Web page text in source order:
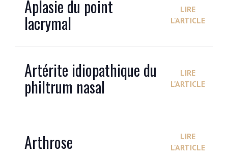
Aplasie du point
lacrymal
LIRE
L'ARTICLE
Artérite idiopathique du
philtrum nasal
LIRE
L'ARTICLE
Arthrose
LIRE
L'ARTICLE